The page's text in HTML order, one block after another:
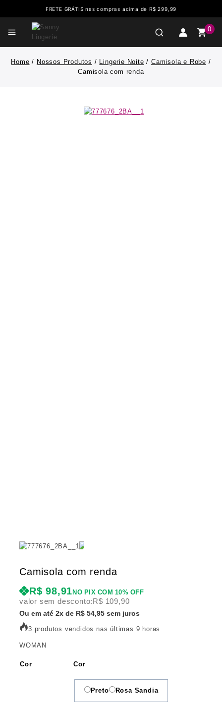
FRETE GRÁTIS nas compras acima de R$ 299,99
0
Home / Nossos Produtos / Lingerie Noite / Camisola e Robe /
Camisola com renda
Camisola com renda
R$ 98,91NO PIX COM 10% OFF
valor sem desconto:R$ 109,90
Ou em até 2x de R$ 54,95 sem juros
3 produtos vendidos nas últimas 9 horas
WOMAN
Cor Cor
Preto Rosa Sandia